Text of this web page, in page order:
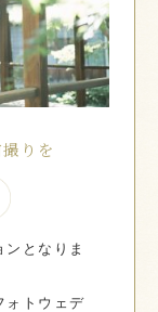
りを
となりま
ォトウェデ